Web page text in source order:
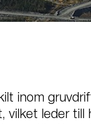
inom
vilket leder till